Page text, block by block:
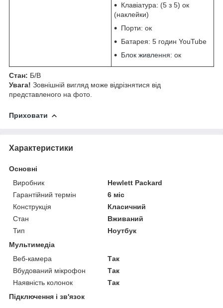
Клавіатура: (5 з 5) ок
(наклейки)
Порти: ок
Батарея: 5 годин YouTube
Блок живлення: ок
Стан: Б/В
Увага! Зовнішній вигляд може відрізнятися від
представленого на фото.
Приховати
Характеристики
Основні
Виробник
Hewlett Packard
Гарантійний термін
6 міс
Конструкція
Класичний
Стан
Вживаний
Тип
Ноутбук
Мультимедіа
Веб-камера
Так
Вбудований мікрофон
Так
Наявність колонок
Так
Підключення і зв'язок